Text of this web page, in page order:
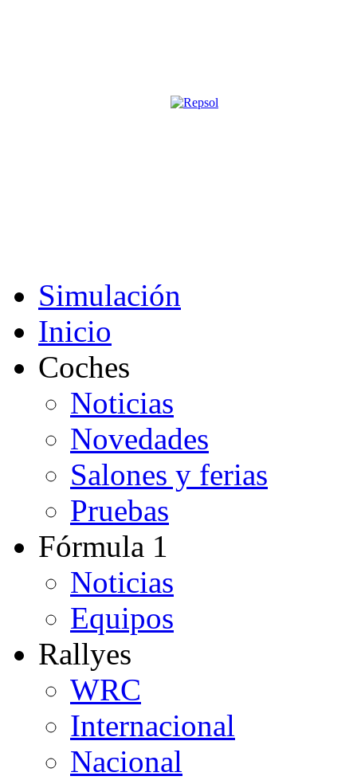
Simulación
Inicio
Coches
Noticias
Novedades
Salones y ferias
Pruebas
Fórmula 1
Noticias
Equipos
Rallyes
WRC
Internacional
Nacional